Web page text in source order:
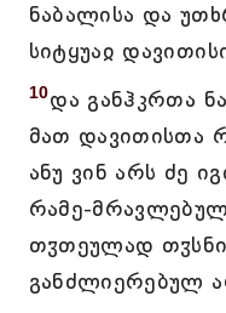
ნაბალისა და
სიტყუაჲ
10და განჰკრთა
მათ დავითისთა
ანუ ვინ არს ძე
რამე-
თჳთეულად
განძლიერებულ